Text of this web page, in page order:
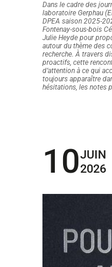
Dans le cadre des
laboratoire Gerphau
DPEA saison 2025-
Fontenay-sous-bois
Julie Heyde pour
autour du thème des
recherche. À travers
proactifs, cette
d’attention à ce qui
toujours apparaître
hésitations, les notes
10JUIN
2026